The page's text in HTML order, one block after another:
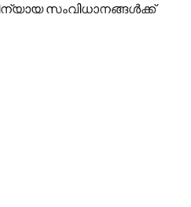
സംവിധാനങ്ങൾക്ക്